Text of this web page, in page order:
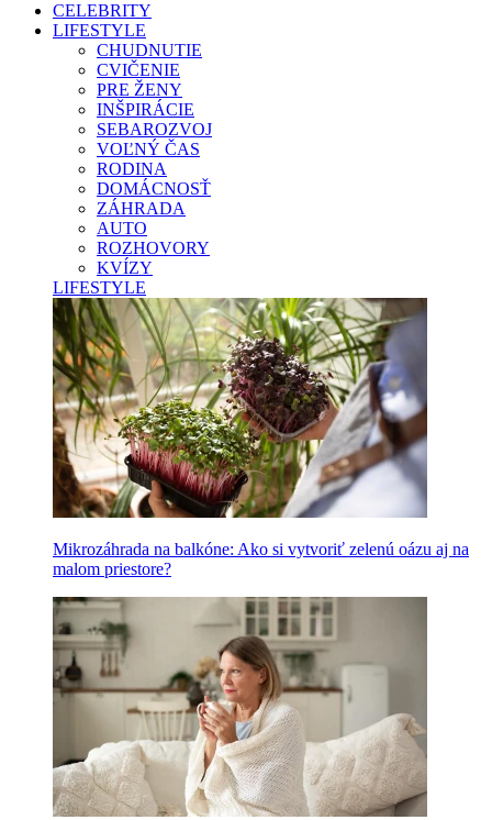
CELEBRITY
LIFESTYLE
CHUDNUTIE
CVIČENIE
PRE ŽENY
INŠPIRÁCIE
SEBAROZVOJ
VOĽNÝ ČAS
RODINA
DOMÁCNOSŤ
ZÁHRADA
AUTO
ROZHOVORY
KVÍZY
LIFESTYLE
Mikrozáhrada na balkóne: Ako si vytvoriť zelenú oázu aj na
malom priestore?